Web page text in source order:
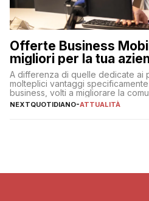
Offerte Business
migliori per la tua
A differenza di quelle dedicate ai
molteplici vantaggi
business, volti a migliorare la
degli utenti
NEXTQUOTIDIANO-ATTUALITÀ